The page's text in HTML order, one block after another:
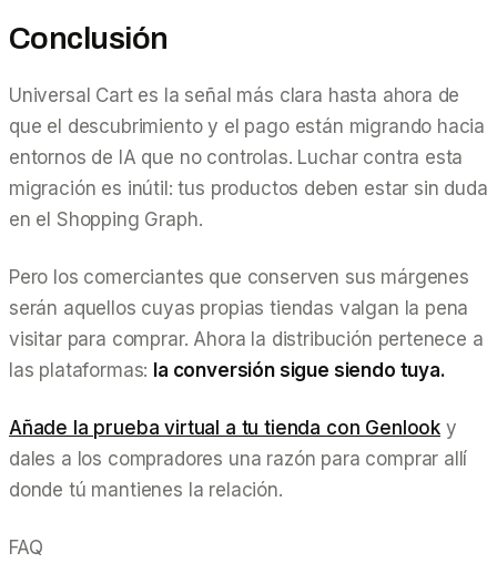
Conclusión
Universal Cart es la señal más clara hasta ahora de
que el descubrimiento y el pago están migrando hacia
entornos de IA que no controlas. Luchar contra esta
migración es inútil: tus productos deben estar sin duda
en el Shopping Graph.
Pero los comerciantes que conserven sus márgenes
serán aquellos cuyas propias tiendas valgan la pena
visitar para comprar. Ahora la distribución pertenece a
las plataformas: la conversión sigue siendo tuya.
Añade la prueba virtual a tu tienda con Genlook y
dales a los compradores una razón para comprar allí
donde tú mantienes la relación.
FAQ